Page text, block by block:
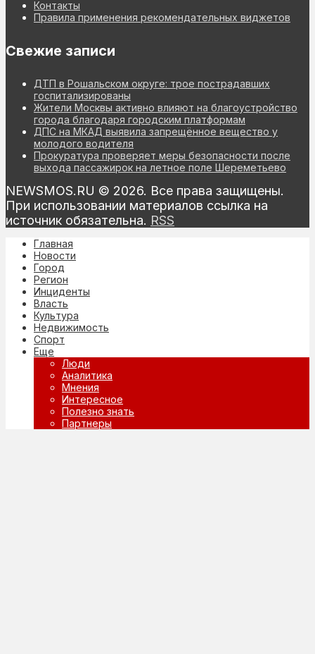
Контакты
Правила применения рекомендательных виджетов
Свежие записи
ДТП в Рошальском округе: трое пострадавших
госпитализированы
Жители Москвы активно влияют на благоустройство
города благодаря городским платформам
ДПС на МКАД выявила запрещённое вещество у
молодого водителя
Прокуратура проверяет меры безопасности после
выхода пассажирок на летное поле Шереметьево
NEWSMOS.RU © 2026. Все права защищены.
При использовании материалов ссылка на
источник обязательна. RSS
Главная
Новости
Город
Регион
Инциденты
Власть
Культура
Недвижимость
Спорт
Еще
Люди
Аналитика
Мнения
Интересное
Полезно знать
Партнеры